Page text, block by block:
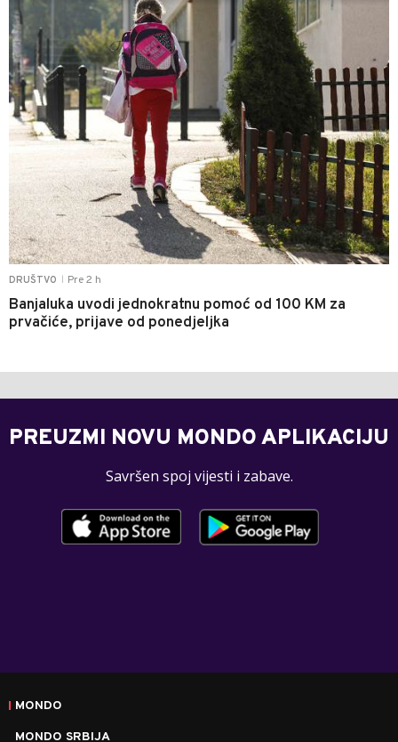
DRUŠTVO Pre 2 h
Banjaluka uvodi jednokratnu pomoć od 100 KM za
prvačiće, prijave od ponedjeljka
PREUZMI NOVU MONDO APLIKACIJU
Savršen spoj vijesti i zabave.
MONDO
MONDO SRBIJA